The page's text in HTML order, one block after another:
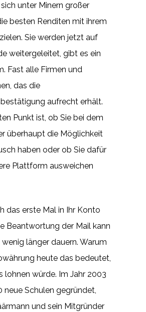
unter Minern großer
besten Renditen mit ihrem
Sie werden jetzt auf
weitergeleitet, gibt es ein
Fast alle Firmen und
das die
aufrecht erhält.
Punkt ist, ob Sie bei dem
überhaupt die Möglichkeit
haben oder ob Sie dafür
Plattform ausweichen
das erste Mal in Ihr Konto
Beantwortung der Mail kann
länger dauern. Warum
heute das bedeutet,
lohnen würde. Im Jahr 2003
neue Schulen gegründet,
und sein Mitgründer